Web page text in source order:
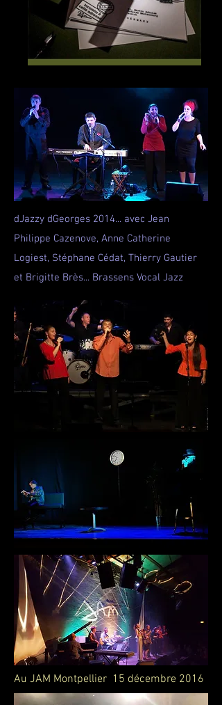
dJazzy dGeorges 2014... avec Jean
Philippe Cazenove, Anne Catherine
Logiest, Stéphane Cédat, Thierry Gautier
et Brigitte Brès... Brassens Vocal Jazz
Au JAM Montpellier 15 décembre 2016